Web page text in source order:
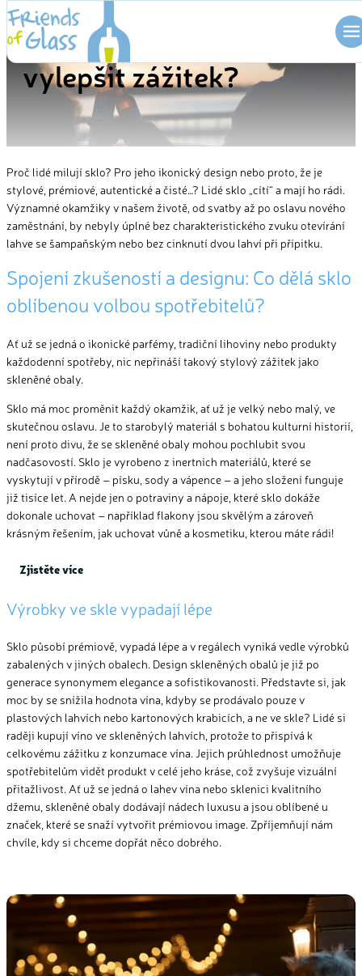
Skip
to
content
ZÁŽITEK
Jak může skleněný obal
vylepšit zážitek?
Proč lidé milují sklo? Pro jeho ikonický design nebo proto, že je
stylové, prémiové, autentické a čisté…? Lidé sklo „cítí“ a mají ho rádi.
Významné okamžiky v našem životě, od svatby až po oslavu nového
zaměstnání, by nebyly úplné bez charakteristického zvuku otevírání
lahve se šampaňským nebo bez cinknutí dvou lahví při přípitku.
Spojení zkušeností a designu: Co dělá sklo
oblíbenou volbou spotřebitelů?
Ať už se jedná o ikonické parfémy, tradiční lihoviny nebo produkty
každodenní spotřeby, nic nepřináší takový stylový zážitek jako
skleněné obaly.
Sklo má moc proměnit každý okamžik, ať už je velký nebo malý, ve
skutečnou oslavu. Je to starobylý materiál s bohatou kulturní historií,
není proto divu, že se skleněné obaly mohou pochlubit svou
nadčasovostí. Sklo je vyrobeno z inertních materiálů, které se
vyskytují v přírodě – písku, sody a vápence – a jeho složení funguje
již tisíce let. A nejde jen o potraviny a nápoje, které sklo dokáže
dokonale uchovat – například flakony jsou skvělým a zároveň
krásným řešením, jak uchovat vůně a kosmetiku, kterou máte rádi!
Zjistěte více
Výrobky ve skle vypadají lépe
Sklo působí prémiově, vypadá lépe a v regálech vyniká vedle výrobků
zabalených v jiných obalech. Design skleněných obalů je již po
generace synonymem elegance a sofistikovanosti. Představte si, jak
moc by se snížila hodnota vína, kdyby se prodávalo pouze v
plastových lahvích nebo kartonových krabicích, a ne ve skle? Lidé si
raději kupují víno ve skleněných lahvích, protože to přispívá k
celkovému zážitku z konzumace vína. Jejich průhlednost umožňuje
spotřebitelům vidět produkt v celé jeho kráse, což zvyšuje vizuální
přitažlivost. Ať už se jedná o lahev vína nebo sklenici kvalitního
džemu, skleněné obaly dodávají nádech luxusu a jsou oblíbené u
značek, které se snaží vytvořit prémiovou image. Zpříjemňují nám
chvíle, kdy si chceme dopřát něco dobrého.